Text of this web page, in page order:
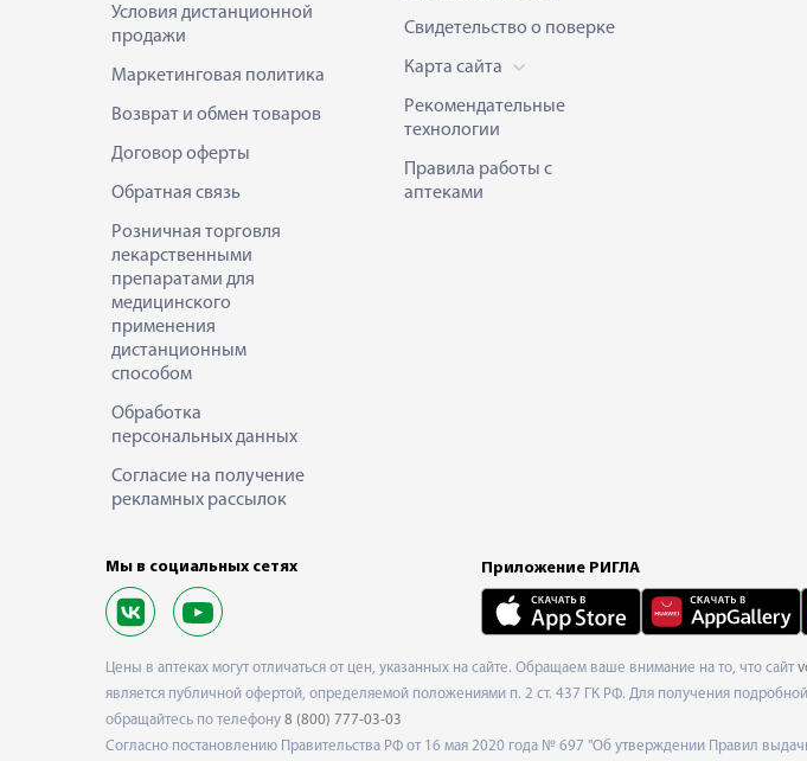
Условия дистанционной
продажи
Маркетинговая политика
Возврат и обмен товаров
Договор оферты
Обратная связь
Розничная торговля
лекарственными
препаратами для
медицинского
применения
дистанционным
способом
Обработка
персональных данных
Согласие на получение
рекламных рассылок
Свидетельство о поверке
Карта сайта
Рекомендательные
технологии
Правила работы с
аптеками
Мы в социальных сетях Приложение РИГЛА
Цены в аптеках могут отличаться от цен, указанных на сайте. Обращаем ваше внимание на то, что сайт
является публичной офертой, определяемой положениями п. 2 ст. 437 ГК РФ. Для получения
обращайтесь по телефону 8 (800) 777-03-03
Согласно постановлению Правительства РФ от 16 мая 2020 года № 697 "Об утверждении Правил